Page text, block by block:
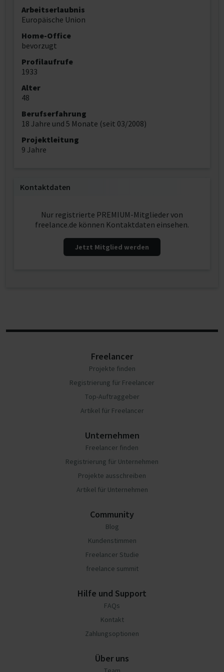
Arbeitserlaubnis
Europäische Union
Home-Office
bevorzugt
Profilaufrufe
1933
Alter
48
Berufserfahrung
18 Jahre und 5 Monate (seit 03/2008)
Projektleitung
9 Jahre
Kontaktdaten
Nur registrierte PREMIUM-Mitglieder von
freelance.de können Kontaktdaten einsehen.
Jetzt Mitglied werden
Freelancer
Projekte finden
Registrierung für Freelancer
Top-Auftraggeber
Artikel für Freelancer
Unternehmen
Freelancer finden
Registrierung für Unternehmen
Projekte ausschreiben
Artikel für Unternehmen
Community
Blog
Kundenstimmen
Freelancer Studie
freelance summit
Hilfe und Support
FAQs
Kontakt
Zahlungsoptionen
Über uns